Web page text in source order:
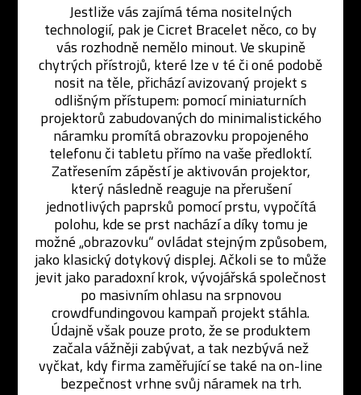
Jestliže vás zajímá téma nositelných
technologií, pak je Cicret Bracelet něco, co by
vás rozhodně nemělo minout. Ve skupině
chytrých přístrojů, které lze v té či oné podobě
nosit na těle, přichází avizovaný projekt s
odlišným přístupem: pomocí miniaturních
projektorů zabudovaných do minimalistického
náramku promítá obrazovku propojeného
telefonu či tabletu přímo na vaše předloktí.
Zatřesením zápěstí je aktivován projektor,
který následně reaguje na přerušení
jednotlivých paprsků pomocí prstu, vypočítá
polohu, kde se prst nachází a díky tomu je
možné „obrazovku“ ovládat stejným způsobem,
jako klasický dotykový displej. Ačkoli se to může
jevit jako paradoxní krok, vývojářská společnost
po masivním ohlasu na srpnovou
crowdfundingovou kampaň projekt stáhla.
Údajně však pouze proto, že se produktem
začala vážněji zabývat, a tak nezbývá než
vyčkat, kdy firma zaměřující se také na on-line
bezpečnost vrhne svůj náramek na trh.